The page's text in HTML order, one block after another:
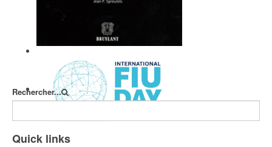
de capitaux en Belgique et dans le
monde.
International FIU Day
Rechercher...
Quick links